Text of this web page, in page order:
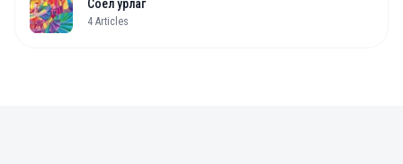
Соёл урлаг
4 Articles